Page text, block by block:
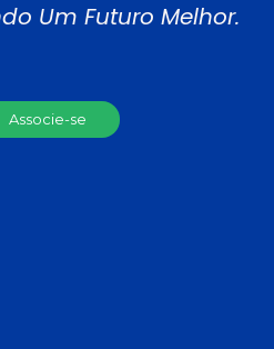
Um Futuro Melhor.
Associe-se